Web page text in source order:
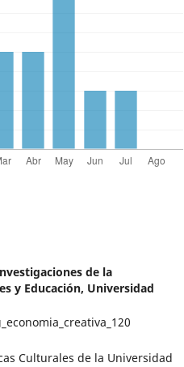
de la
y Educación, Universidad
Culturales de la Universidad